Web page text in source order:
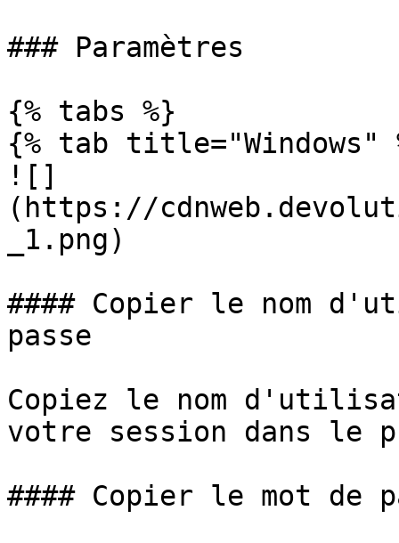
### Paramètres
{% tabs %}
{% tab title="Windows"
![]
(https://
_1.png)
#### Copier le nom
passe
Copiez le nom
votre session dans le
#### Copier le mot de